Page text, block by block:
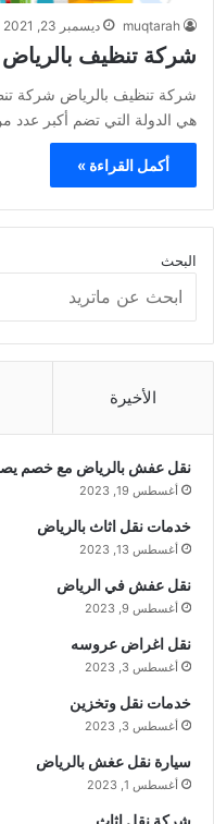
muqtarah ديسمبر 23, 2021
شركة تنظيف بالرياض
شركة تنظيف بالرياض شركة
هي الدولة التي تضم أكبر عدد
أكمل القراءة »
البحث
الأخيرة
نقل عفش بالرياض مع خصم يصل
أغسطس 19, 2023
خدمات نقل اثاث بالرياض
أغسطس 13, 2023
نقل عفش في الرياض
أغسطس 9, 2023
نقل اغراض عروسه
أغسطس 3, 2023
خدمات نقل وتخزين
أغسطس 3, 2023
سيارة نقل عغش بالرياض
أغسطس 1, 2023
شركة نقل اثاث